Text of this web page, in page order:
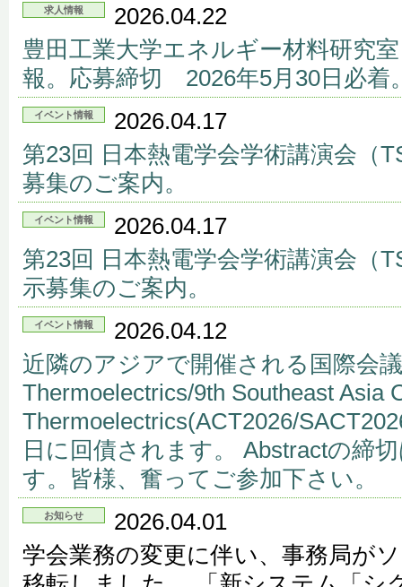
求人情報
2026.04.22
豊田工業大学エネルギー材料研究
報。応募締切 2026年5月30日必着
イベント情報
2026.04.17
第23回 日本熱電学会学術講演会（
募集のご案内。
イベント情報
2026.04.17
第23回 日本熱電学会学術講演会（
示募集のご案内。
イベント情報
2026.04.12
近隣のアジアで開催される国際会
Thermoelectrics/9th Southeast Asia
Thermoelectrics(ACT2026/
日に回債されます。 Abstractの締
す。皆様、奮ってご参加下さい。
お知らせ
2026.04.01
学会業務の変更に伴い、事務局が